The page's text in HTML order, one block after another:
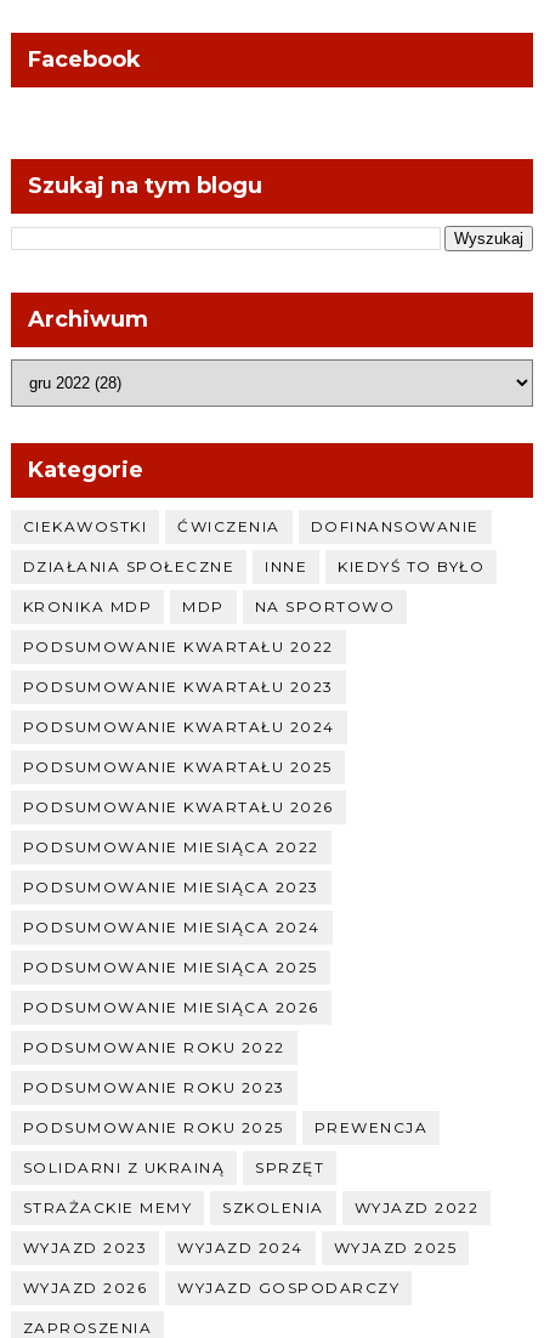
Facebook
Szukaj na tym blogu
Archiwum
Kategorie
CIEKAWOSTKI ĆWICZENIA DOFINANSOWANIE
DZIAŁANIA SPOŁECZNE INNE KIEDYŚ TO BYŁO
KRONIKA MDP MDP NA SPORTOWO
PODSUMOWANIE KWARTAŁU 2022
PODSUMOWANIE KWARTAŁU 2023
PODSUMOWANIE KWARTAŁU 2024
PODSUMOWANIE KWARTAŁU 2025
PODSUMOWANIE KWARTAŁU 2026
PODSUMOWANIE MIESIĄCA 2022
PODSUMOWANIE MIESIĄCA 2023
PODSUMOWANIE MIESIĄCA 2024
PODSUMOWANIE MIESIĄCA 2025
PODSUMOWANIE MIESIĄCA 2026
PODSUMOWANIE ROKU 2022
PODSUMOWANIE ROKU 2023
PODSUMOWANIE ROKU 2025 PREWENCJA
SOLIDARNI Z UKRAINĄ SPRZĘT
STRAŻACKIE MEMY SZKOLENIA WYJAZD 2022
WYJAZD 2023 WYJAZD 2024 WYJAZD 2025
WYJAZD 2026 WYJAZD GOSPODARCZY
ZAPROSZENIA